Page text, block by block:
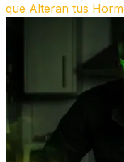
que Alteran tus